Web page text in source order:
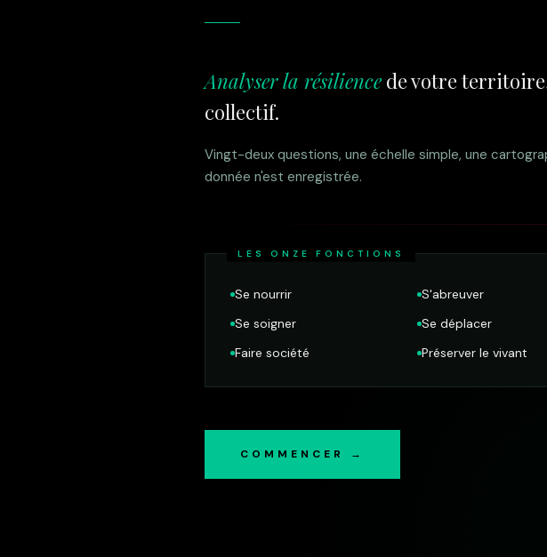
Analyser la résilience de votre
collectif.
Vingt-deux questions, une échelle simple, une
donnée n'est enregistrée.
LES ONZE FONCTIONS
Se nourrir S'abreuver
Se soigner
Se déplacer
Faire société
Préserver le vivant
COMMENCER →